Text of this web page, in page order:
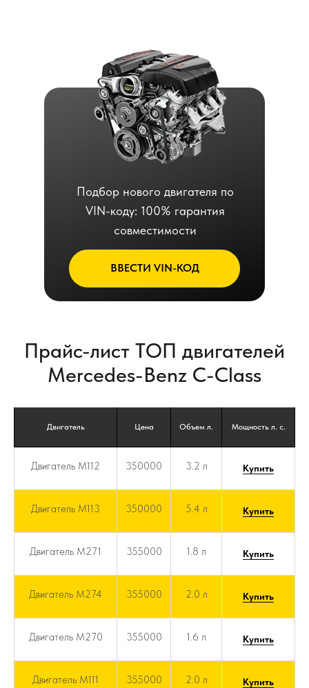
ВВЕСТИ VIN-КОД
Подбор нового двигателя по
VIN-коду: 100% гарантия
совместимости
Прайс-лист ТОП двигателей
Mercedes-Benz C-Class
Двигатель Цена Объем л. Мощность л. с.
Двигатель M112 350000 3.2 л Купить
Двигатель M113 350000 5.4 л Купить
Двигатель M271 355000 1.8 л Купить
Двигатель M274 355000 2.0 л Купить
Двигатель M270 355000 1.6 л Купить
Двигатель M111 355000 2.0 л Купить